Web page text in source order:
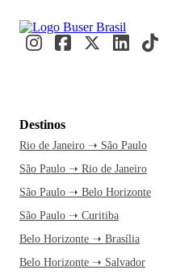
Destinos
Rio de Janeiro ➝ São Paulo
São Paulo ➝ Rio de Janeiro
São Paulo ➝ Belo Horizonte
São Paulo ➝ Curitiba
Belo Horizonte ➝ Brasília
Belo Horizonte ➝ Salvador